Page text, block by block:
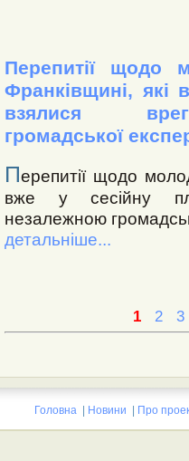
Перепитії щодо
Франківщині,
взялися
громадської
Перепитії щодо
вже у сесійну
незалежною
детальніше...
1 2 3
Головна| Новини Про